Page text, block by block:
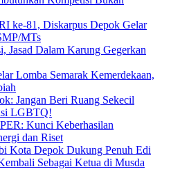
ke-81, Diskarpus Depok Gelar
MTs
Jasad Dalam Karung Gegerkan
Lomba Semarak Kemerdekaan,
Jangan Beri Ruang Sekecil
LGBTQ!
Kunci Keberhasilan
dan Riset
Kota Depok Dukung Penuh Edi
Sebagai Ketua di Musda